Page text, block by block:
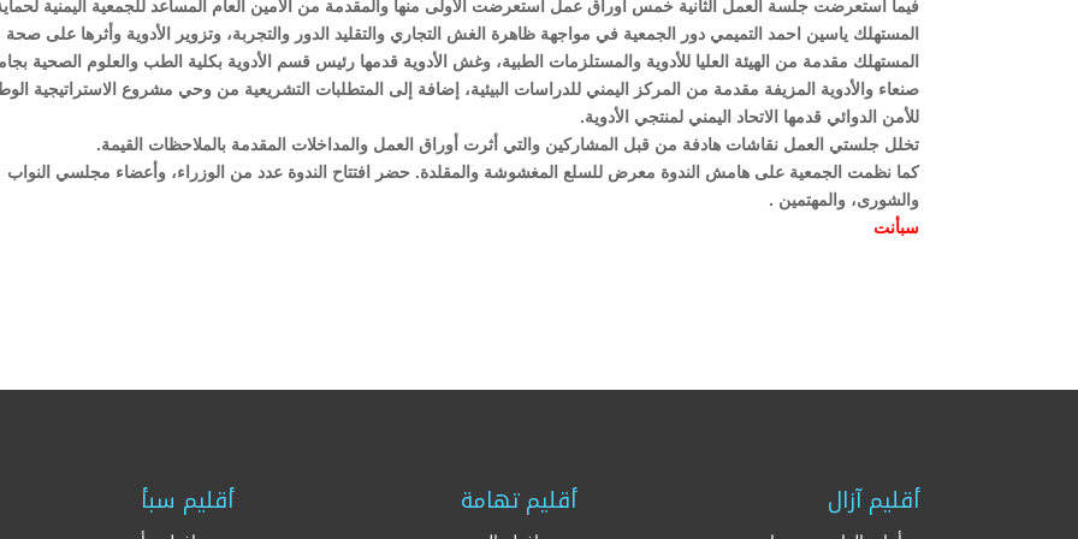
فيما استعرضت جلسة العمل الثانية خمس أوراق عمل استعرضت الأولى منها والمقدمة من الأمين العام المساعد للجمعية اليمنية
المستهلك ياسين احمد التميمي دور الجمعية في مواجهة ظاهرة الغش التجاري والتقليد الدور والتجربة، وتزوير الأدوية وأثرها على صحة
المستهلك مقدمة من الهيئة العليا للأدوية والمستلزمات الطبية، وغش الأدوية قدمها رئيس قسم الأدوية بكلية الطب والعلوم الصحية
صنعاء والأدوية المزيفة مقدمة من المركز اليمني للدراسات البيئية، إضافة إلى المتطلبات التشريعية من وحي مشروع الاستراتيجية
للأمن الدوائي قدمها الاتحاد اليمني لمنتجي الأدوية.
تخلل جلستي العمل نقاشات هادفة من قبل المشاركين والتي أثرت أوراق العمل والمداخلات المقدمة بالملاحظات القيمة.
كما نظمت الجمعية على هامش الندوة معرض للسلع المغشوشة والمقلدة. حضر افتتاح الندوة عدد من الوزراء، وأعضاء مجلسي النواب
والشورى، والمهتمين .
سبأنت
أقليم آزال أقليم تهامة أقليم سبأ